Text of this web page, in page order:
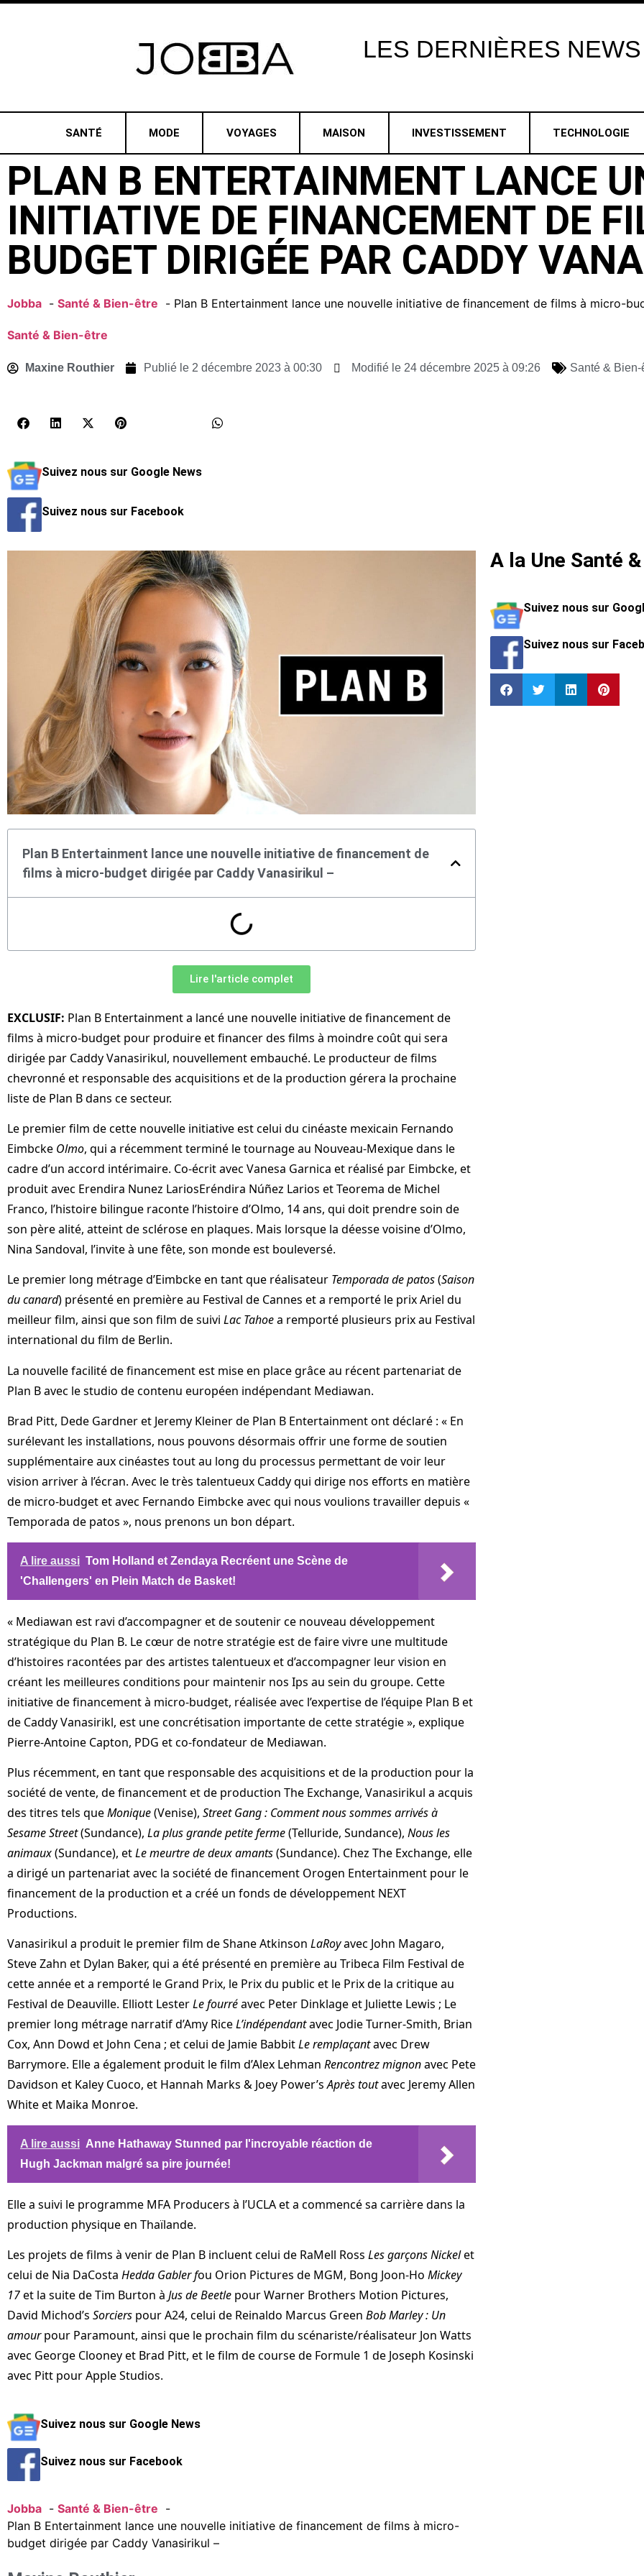
LES DERNIÈRES NEWS
SANTÉ MODE VOYAGES MAISON INVESTISSEMENT TECHNOLOGIE
PLAN B ENTERTAINMENT LANCE
INITIATIVE DE FINANCEMENT DE
BUDGET DIRIGÉE PAR CADDY
Jobba Santé & Bien-être Plan B Entertainment lance une nouvelle initiative de financement de films à micro-
Santé & Bien-être
Maxine Routhier Publié le 2 décembre 2023 à 00:30 Modifié le 24 décembre 2025 à 09:26 Santé & Bien-
Suivez nous sur Google News
Suivez nous sur Facebook
Plan B Entertainment lance une nouvelle initiative de financement de
films à micro-budget dirigée par Caddy Vanasirikul –
Lire l'article complet
EXCLUSIF: Plan B Entertainment a lancé une nouvelle initiative de financement de
films à micro-budget pour produire et financer des films à moindre coût qui sera
dirigée par Caddy Vanasirikul, nouvellement embauché. Le producteur de films
chevronné et responsable des acquisitions et de la production gérera la prochaine
liste de Plan B dans ce secteur.
Le premier film de cette nouvelle initiative est celui du cinéaste mexicain Fernando
Eimbcke Olmo, qui a récemment terminé le tournage au Nouveau-Mexique dans le
cadre d’un accord intérimaire. Co-écrit avec Vanesa Garnica et réalisé par Eimbcke, et
produit avec Erendira Nunez LariosEréndira Núñez Larios et Teorema de Michel
Franco, l’histoire bilingue raconte l’histoire d’Olmo, 14 ans, qui doit prendre soin de
son père alité, atteint de sclérose en plaques. Mais lorsque la déesse voisine d’Olmo,
Nina Sandoval, l’invite à une fête, son monde est bouleversé.
Le premier long métrage d’Eimbcke en tant que réalisateur Temporada de patos(Saison
du canard) présenté en première au Festival de Cannes et a remporté le prix Ariel du
meilleur film, ainsi que son film de suivi Lac Tahoea remporté plusieurs prix au Festival
international du film de Berlin.
La nouvelle facilité de financement est mise en place grâce au récent partenariat de
Plan B avec le studio de contenu européen indépendant Mediawan.
Brad Pitt, Dede Gardner et Jeremy Kleiner de Plan B Entertainment ont déclaré : « En
surélevant les installations, nous pouvons désormais offrir une forme de soutien
supplémentaire aux cinéastes tout au long du processus permettant de voir leur
vision arriver à l’écran. Avec le très talentueux Caddy qui dirige nos efforts en matière
de micro-budget et avec Fernando Eimbcke avec qui nous voulions travailler depuis «
Temporada de patos », nous prenons un bon départ.
A lire aussi Tom Holland et Zendaya Recréent une Scène de
'Challengers' en Plein Match de Basket!
« Mediawan est ravi d’accompagner et de soutenir ce nouveau développement
stratégique du Plan B. Le cœur de notre stratégie est de faire vivre une multitude
d’histoires racontées par des artistes talentueux et d’accompagner leur vision en
créant les meilleures conditions pour maintenir nos Ips au sein du groupe. Cette
initiative de financement à micro-budget, réalisée avec l’expertise de l’équipe Plan B et
de Caddy Vanasirikl, est une concrétisation importante de cette stratégie », explique
Pierre-Antoine Capton, PDG et co-fondateur de Mediawan.
Plus récemment, en tant que responsable des acquisitions et de la production pour la
société de vente, de financement et de production The Exchange, Vanasirikul a acquis
des titres tels queMonique(Venise), Street Gang : Comment nous sommes arrivés à
Sesame Street(Sundance), La plus grande petite ferme(Telluride, Sundance), Nous les
animaux(Sundance), etLe meurtre de deux amants(Sundance). Chez The Exchange, elle
a dirigé un partenariat avec la société de financement Orogen Entertainment pour le
financement de la production et a créé un fonds de développement NEXT
Productions.
Vanasirikul a produit le premier film de Shane Atkinson LaRoyavec John Magaro,
Steve Zahn et Dylan Baker, qui a été présenté en première au Tribeca Film Festival de
cette année et a remporté le Grand Prix, le Prix du public et le Prix de la critique au
Festival de Deauville. Elliott LesterLe fourréavec Peter Dinklage et Juliette Lewis ; Le
premier long métrage narratif d’Amy RiceL’indépendantavec Jodie Turner-Smith, Brian
Cox, Ann Dowd et John Cena ; et celui de Jamie BabbitLe remplaçantavec Drew
Barrymore. Elle a également produit le film d’Alex Lehman Rencontrez mignonavec Pete
Davidson et Kaley Cuoco, et Hannah Marks & Joey Power’sAprès toutavec Jeremy Allen
White et Maika Monroe.
A lire aussi Anne Hathaway Stunned par l'incroyable réaction de
Hugh Jackman malgré sa pire journée!
Elle a suivi le programme MFA Producers à l’UCLA et a commencé sa carrière dans la
production physique en Thaïlande.
Les projets de films à venir de Plan B incluent celui de RaMell Ross Les garçons Nickelet
celui de Nia DaCosta Hedda Gabler fou Orion Pictures de MGM, Bong Joon-Ho Mickey
17et la suite de Tim Burton à Jus de Beetle pour Warner Brothers Motion Pictures,
David Michod’s Sorciers pour A24, celui de Reinaldo Marcus Green Bob Marley : Un
amourpour Paramount, ainsi que le prochain film du scénariste/réalisateur Jon Watts
avec George Clooney et Brad Pitt, et le film de course de Formule 1 de Joseph Kosinski
avec Pitt pour Apple Studios.
Suivez nous sur Google News
Suivez nous sur Facebook
Jobba
Santé & Bien-être
Plan B Entertainment lance une nouvelle initiative de financement de films à micro-
budget dirigée par Caddy Vanasirikul –
A la Une Santé
Suivez nous sur
Suivez nous sur